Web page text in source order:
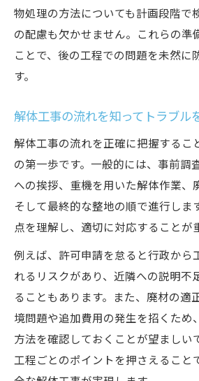
解体工事で押さえるべき
理法
解体工事費用の相場感と予算
解体工事費用の内訳と見
意点
追加費用が発生しやすい
覧
解体費用の予算計画を立
手順
一軒家の解体費用と坪数
自分でできる解体作業と専門
家の解体を自分で行う際
イント
解体業者へ依頼する場合
物処理の方法についても計画段階で
の配慮も欠かせません。これらの準
ことで、後の工程での問題を未然に
す。
解体工事の流れを知ってトラブル
解体工事の流れを正確に把握するこ
の第一歩です。一般的には、事前調
への挨拶、重機を用いた解体作業、
そして最終的な整地の順で進行しま
点を理解し、適切に対応することが
例えば、許可申請を怠ると行政から
れるリスクがあり、近隣への説明不
ることもあります。また、廃材の適
境問題や追加費用の発生を招くため
方法を確認しておくことが望ましい
工程ごとのポイントを押さえること